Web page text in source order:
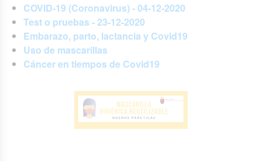
COVID-19 (Coronavirus) - 04-12-2020
Test o pruebas - 23-12-2020
Embarazo, parto, lactancia y Covid19
Uso de mascarillas
Cáncer en tiempos de Covid19